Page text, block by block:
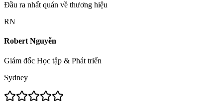
Đầu ra nhất quán về thương hiệu
RN
Robert Nguyễn
Giám đốc Học tập & Phát triển
Sydney